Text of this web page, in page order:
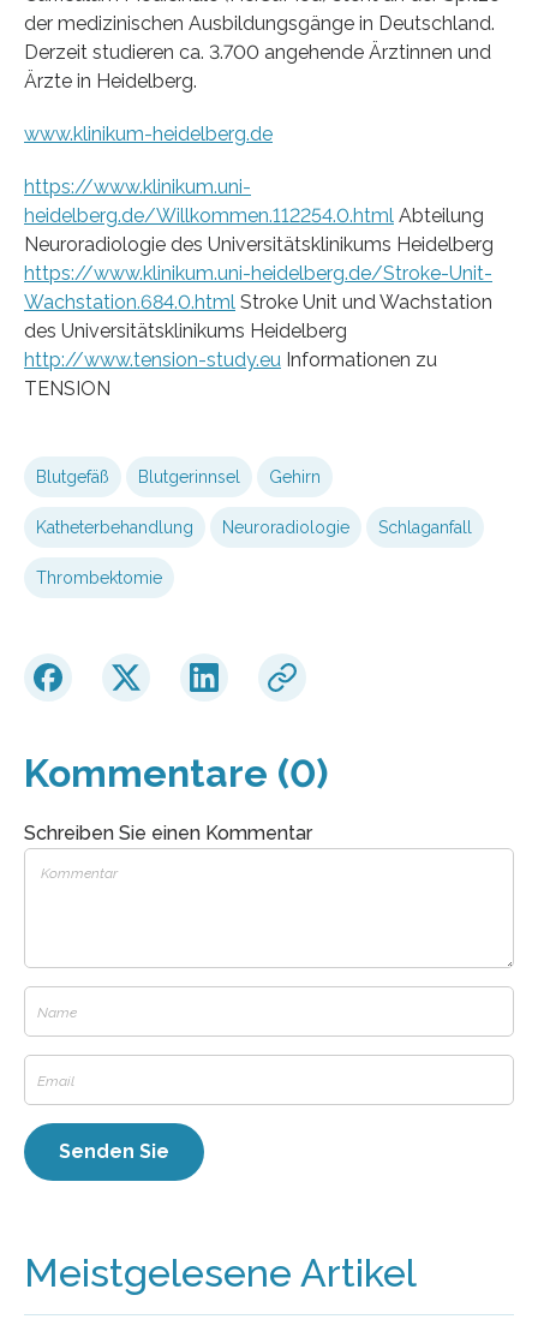
der medizinischen Ausbildungsgänge in Deutschland.
Derzeit studieren ca. 3.700 angehende Ärztinnen und
Ärzte in Heidelberg.
www.klinikum-heidelberg.de
https://www.klinikum.uni-
heidelberg.de/Willkommen.112254.0.html Abteilung
Neuroradiologie des Universitätsklinikums Heidelberg
https://www.klinikum.uni-heidelberg.de/Stroke-Unit-
Wachstation.684.0.html Stroke Unit und Wachstation
des Universitätsklinikums Heidelberg
http://www.tension-study.eu Informationen zu
TENSION
Blutgefäß Blutgerinnsel Gehirn
Katheterbehandlung Neuroradiologie Schlaganfall
Thrombektomie
Kommentare (0)
Schreiben Sie einen Kommentar
Meistgelesene Artikel